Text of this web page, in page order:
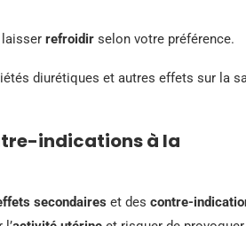
refroidir selon votre préférence.
diurétiques et autres effets sur la
indications à la
secondaires et des contre-